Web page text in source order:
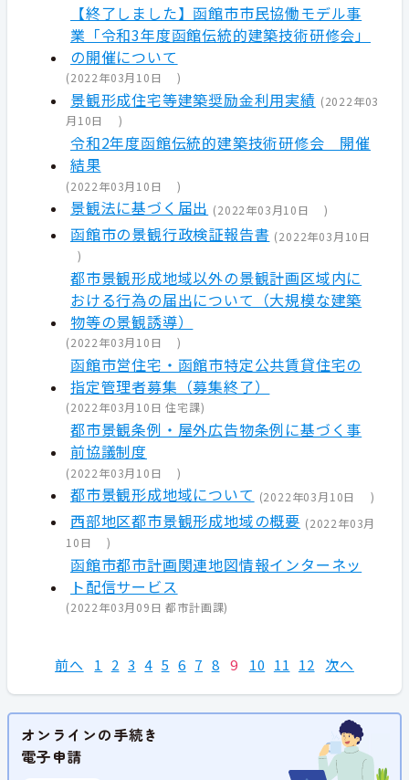
【終了しました】函館市市民協働モデル事
業「令和3年度函館伝統的建築技術研修会」
の開催について
(2022年03月10日 )
景観形成住宅等建築奨励金利用実績 (2022年03
月10日
)
令和2年度函館伝統的建築技術研修会 開催
結果
(2022年03月10日 )
景観法に基づく届出 (2022年03月10日 )
函館市の景観行政検証報告書 (2022年03月10日
)
都市景観形成地域以外の景観計画区域内に
おける行為の届出について（大規模な建築
物等の景観誘導）
(2022年03月10日 )
函館市営住宅・函館市特定公共賃貸住宅の
指定管理者募集（募集終了）
(2022年03月10日 住宅課)
都市景観条例・屋外広告物条例に基づく事
前協議制度
(2022年03月10日 )
都市景観形成地域について (2022年03月10日 )
西部地区都市景観形成地域の概要 (2022年03月
10日
)
函館市都市計画関連地図情報インターネッ
ト配信サービス
(2022年03月09日 都市計画課)
前へ 1 2 3 4 5 6 7 8 9 10 11 12 次へ
オンラインの手続き
電子申請